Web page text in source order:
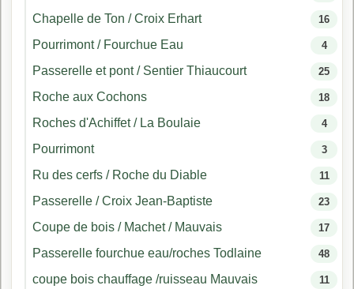
Chapelle de Ton / Croix Erhart 16
Pourrimont / Fourchue Eau 4
Passerelle et pont / Sentier Thiaucourt 25
Roche aux Cochons 18
Roches d'Achiffet / La Boulaie 4
Pourrimont 3
Ru des cerfs / Roche du Diable 11
Passerelle / Croix Jean-Baptiste 23
Coupe de bois / Machet / Mauvais 17
Passerelle fourchue eau/roches Todlaine 48
coupe bois chauffage /ruisseau Mauvais 11